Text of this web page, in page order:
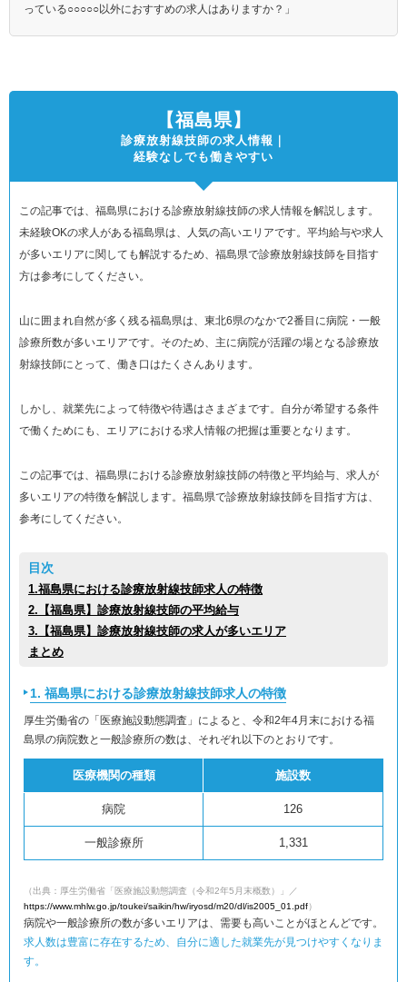
っている○○○○○以外におすすめの求人はありますか？」
【福島県】
診療放射線技師の求人情報｜
経験なしでも働きやすい
この記事では、福島県における診療放射線技師の求人情報を解説します。
未経験OKの求人がある福島県は、人気の高いエリアです。平均給与や求人
が多いエリアに関しても解説するため、福島県で診療放射線技師を目指す
方は参考にしてください。
山に囲まれ自然が多く残る福島県は、東北6県のなかで2番目に病院・一般
診療所数が多いエリアです。そのため、主に病院が活躍の場となる診療放
射線技師にとって、働き口はたくさんあります。
しかし、就業先によって特徴や待遇はさまざまです。自分が希望する条件
で働くためにも、エリアにおける求人情報の把握は重要となります。
この記事では、福島県における診療放射線技師の特徴と平均給与、求人が
多いエリアの特徴を解説します。福島県で診療放射線技師を目指す方は、
参考にしてください。
目次
1.福島県における診療放射線技師求人の特徴
2.【福島県】診療放射線技師の平均給与
3.【福島県】診療放射線技師の求人が多いエリア
まとめ
1. 福島県における診療放射線技師求人の特徴
厚生労働省の「医療施設動態調査」によると、令和2年4月末における福
島県の病院数と一般診療所の数は、それぞれ以下のとおりです。
医療機関の種類 施設数
病院 126
一般診療所 1,331
（出典：厚生労働省「医療施設動態調査（令和2年5月末概数）」／
https://www.mhlw.go.jp/toukei/saikin/hw/iryosd/m20/dl/is2005_01.pdf）
病院や一般診療所の数が多いエリアは、需要も高いことがほとんどです。
求人数は豊富に存在するため、自分に適した就業先が見つけやすくなりま
す。